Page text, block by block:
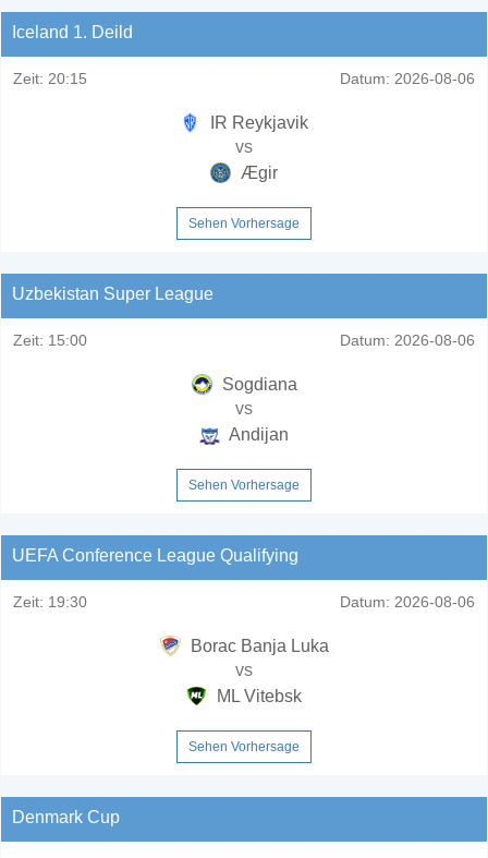
Iceland 1. Deild
Zeit: 20:15 Datum: 2026-08-06
IR Reykjavik
vs
Ægir
Sehen Vorhersage
Uzbekistan Super League
Zeit: 15:00 Datum: 2026-08-06
Sogdiana
vs
Andijan
Sehen Vorhersage
UEFA Conference League Qualifying
Zeit: 19:30 Datum: 2026-08-06
Borac Banja Luka
vs
ML Vitebsk
Sehen Vorhersage
Denmark Cup